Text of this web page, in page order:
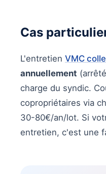
Cas
L'entretien VMC
annuellement
charge du syndic.
copropriétaires via
30-80€/an/lot. Si
entretien, c'est une